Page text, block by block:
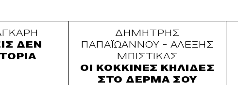
δεν
Δημητρης
Παπαϊωαννου - Αλεξης
Μπιστικας
Οι κοκκινες κηλιδες
στο δερμα σου